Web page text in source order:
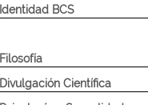
Identidad BCS
Filosofía
Divulgación Científica